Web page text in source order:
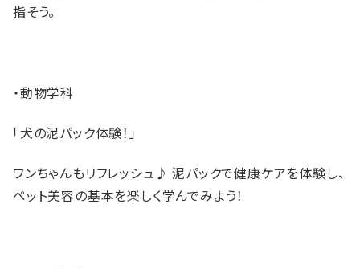
指そう。
・動物学科
「犬の泥パック体験！」
ワンちゃんもリフレッシュ♪ 泥パックで健康ケアを体験し、
ペット美容の基本を楽しく学んでみよう！